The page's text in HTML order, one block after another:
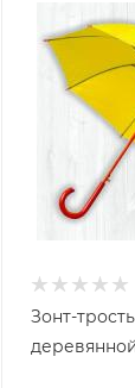
Зонт-